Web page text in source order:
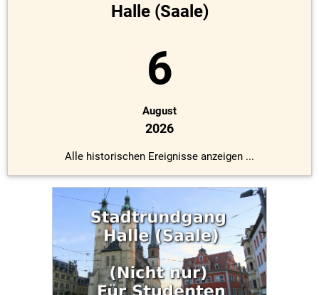
Halle (Saale)
6
August
2026
Alle historischen Ereignisse anzeigen ...